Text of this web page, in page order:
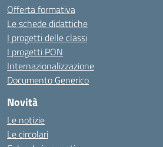
Offerta formativa
Le schede didattiche
I progetti delle classi
I progetti PON
Internazionalizzazione
Documento Generico
Novità
Le notizie
Le circolari